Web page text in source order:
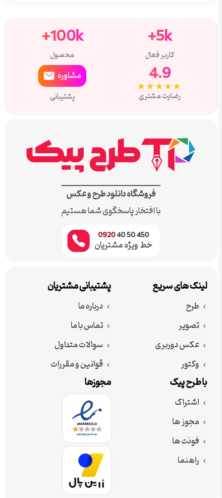
5k+
کاربر فعال
100k+
محصول
4.9
★★★★★
رضایت مشتری
مشاوره
پشتیبانی
فروشگاه دانلود طرح و عکس
با افتخار پاسخگوی شما هستیم
450 50 40
0920
خط ویژه مشتریان
لینک های سریع
طرح
تصویر
عکس دوربری
وکتور
پشتیبانی مشتریان
درباره ما
تماس با ما
سوالات متداول
قوانین و مقررات
با طرح پیک
اشتراک
مجوز ها
فونت ها
راهنما
مجوزها